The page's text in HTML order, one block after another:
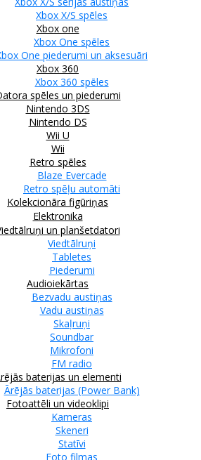
Xbox X/S spēles
Xbox one
Xbox One spēles
One piederumi un aksesuāri
Xbox 360
Xbox 360 spēles
spēles un piederumi
Nintendo 3DS
Nintendo DS
Wii U
Wii
Retro spēles
Blaze Evercade
Retro spēļu automāti
Kolekcionāra figūriņas
Elektronika
un planšetdatori
Viedtālruņi
Tabletes
Piederumi
Audioiekārtas
Bezvadu austiņas
Vadu austiņas
Skaļruņi
Soundbar
Mikrofoni
FM radio
baterijas un elementi
Ārējās baterijas (Power Bank)
Fotoattēli un videoklipi
Kameras
Skeneri
Statīvi
Foto filmas